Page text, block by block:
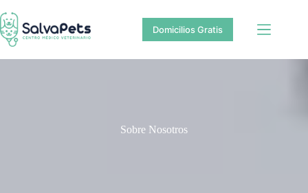
al
contenido
Domicilios Gratis
Sobre Nosotros